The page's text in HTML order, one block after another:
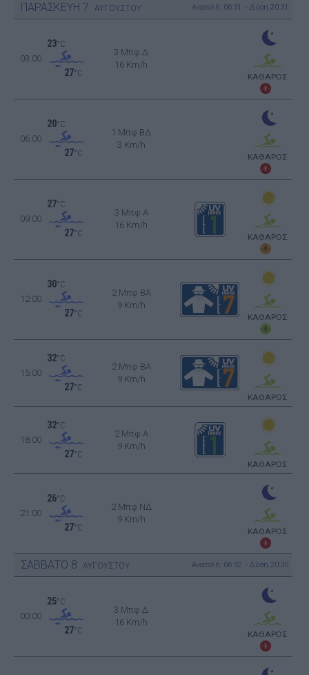
ΠΑΡΑΣΚΕΥΗ 7 ΑΥΓΟΥΣΤΟΥ Ανατολή: 06:31 - Δύση 20:31
03:00
23°C
27°C
3 Μπφ Δ
16 Km/h
ΚΑΘΑΡΟΣ
06:00
20°C
27°C
1 Μπφ ΒΔ
3 Km/h
ΚΑΘΑΡΟΣ
09:00
27°C
27°C
3 Μπφ Α
16 Km/h
ΚΑΘΑΡΟΣ
12:00
30°C
27°C
2 Μπφ BA
9 Km/h
ΚΑΘΑΡΟΣ
15:00
32°C
27°C
2 Μπφ BA
9 Km/h
ΚΑΘΑΡΟΣ
18:00
32°C
27°C
2 Μπφ Α
9 Km/h
ΚΑΘΑΡΟΣ
21:00
26°C
27°C
2 Μπφ ΝΔ
9 Km/h
ΚΑΘΑΡΟΣ
ΣΑΒΒΑΤΟ 8 ΑΥΓΟΥΣΤΟΥ Ανατολή: 06:32 - Δύση 20:30
00:00
25°C
27°C
3 Μπφ Δ
16 Km/h
ΚΑΘΑΡΟΣ